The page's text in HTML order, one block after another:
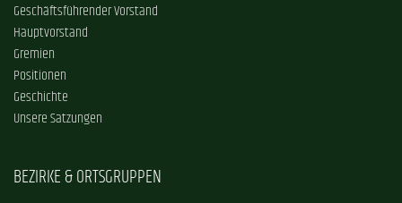
Geschäftsführender Vorstand
Hauptvorstand
Gremien
Positionen
Geschichte
Unsere Satzungen
BEZIRKE & ORTSGRUPPEN